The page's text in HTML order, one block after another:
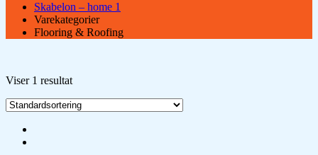
Skabelon – home 1
Varekategorier
Flooring & Roofing
Viser 1 resultat